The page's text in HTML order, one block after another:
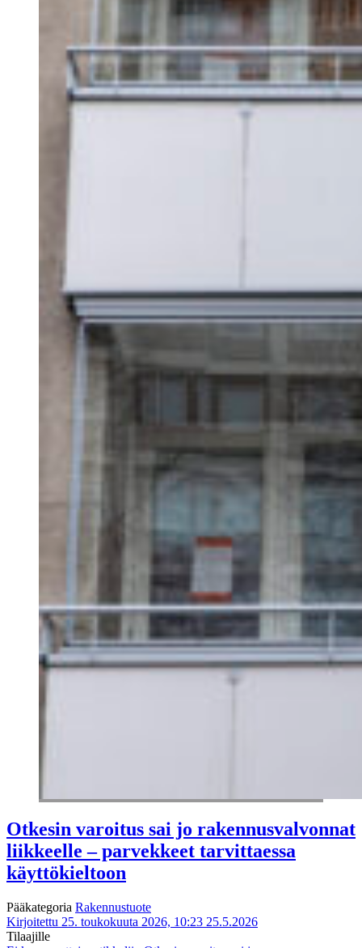
Otkesin varoitus sai jo rakennusvalvonnat
liikkeelle – parvekkeet tarvittaessa
käyttökieltoon
Pääkategoria Rakennustuote
Kirjoitettu 25. toukokuuta 2026, 10:23 25.5.2026
Tilaajille